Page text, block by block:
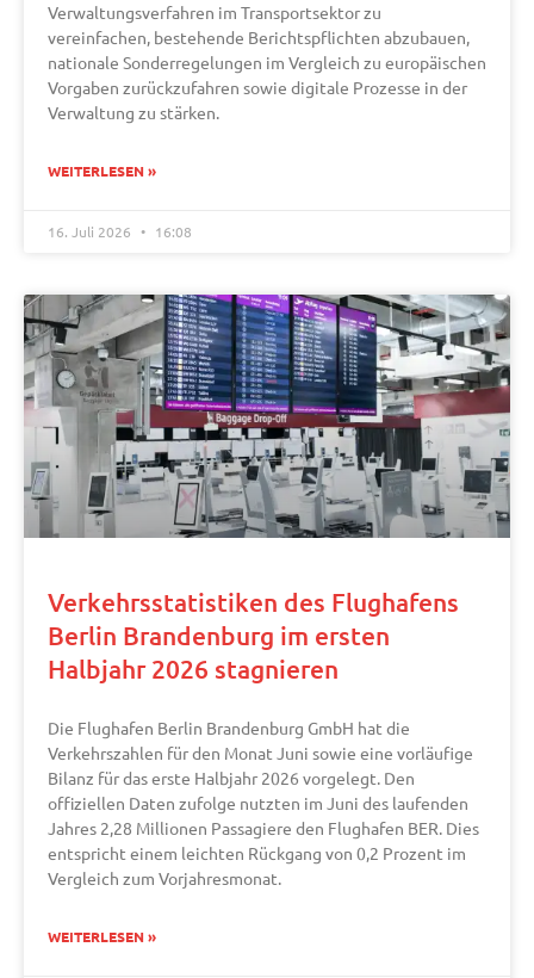
Verwaltungsverfahren im Transportsektor zu
vereinfachen, bestehende Berichtspflichten abzubauen,
nationale Sonderregelungen im Vergleich zu europäischen
Vorgaben zurückzufahren sowie digitale Prozesse in der
Verwaltung zu stärken.
WEITERLESEN »
16. Juli 2026 16:08
Verkehrsstatistiken des Flughafens
Berlin Brandenburg im ersten
Halbjahr 2026 stagnieren
Die Flughafen Berlin Brandenburg GmbH hat die
Verkehrszahlen für den Monat Juni sowie eine vorläufige
Bilanz für das erste Halbjahr 2026 vorgelegt. Den
offiziellen Daten zufolge nutzten im Juni des laufenden
Jahres 2,28 Millionen Passagiere den Flughafen BER. Dies
entspricht einem leichten Rückgang von 0,2 Prozent im
Vergleich zum Vorjahresmonat.
WEITERLESEN »